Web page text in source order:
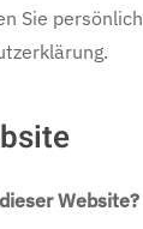
Sie
Website?